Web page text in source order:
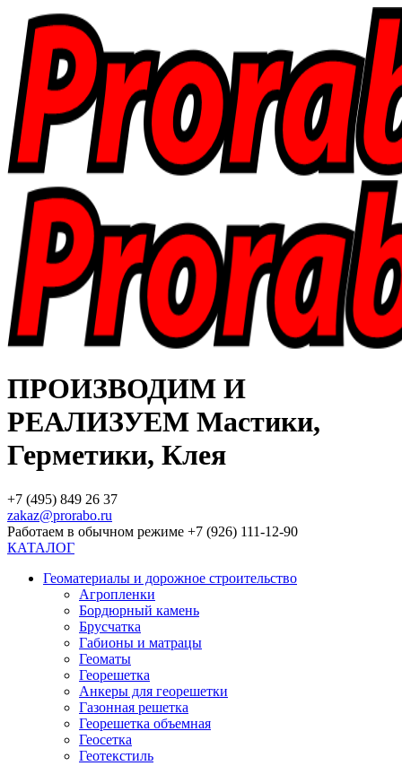
ПРОИЗВОДИМ И
РЕАЛИЗУЕМ Мастики,
Герметики, Клея
+7 (495) 849 26 37
zakaz@prorabo.ru
Работаем в обычном режиме +7 (926) 111-12-90
КАТАЛОГ
Геоматериалы и дорожное строительство
Агропленки
Бордюрный камень
Брусчатка
Габионы и матрацы
Геоматы
Георешетка
Анкеры для георешетки
Газонная решетка
Георешетка объемная
Геосетка
Геотекстиль